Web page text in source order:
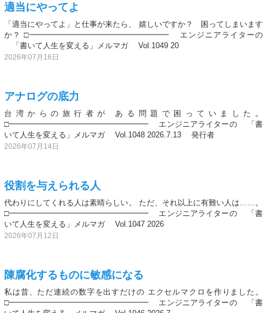
適当にやってよ
「適当にやってよ」と仕事が来たら、 嬉しいですか？ 困ってしまいます
か？ □━━━━━━━━━━━━━━━━━━ エンジニアライターの
「書いて人生を変える」メルマガ Vol.1049 20
2026年07月16日
アナログの底力
台湾からの旅行者が ある問題で困っていました。
□━━━━━━━━━━━━━━━━━━ エンジニアライターの 「書
いて人生を変える」メルマガ Vol.1048 2026.7.13 発行者
2026年07月14日
役割を与えられる人
代わりにしてくれる人は素晴らしい。 ただ、それ以上に有難い人は……。
□━━━━━━━━━━━━━━━━━━ エンジニアライターの 「書
いて人生を変える」メルマガ Vol.1047 2026
2026年07月12日
陳腐化するものに敏感になる
私は昔、ただ連続の数字を出すだけの エクセルマクロを作りました。
□━━━━━━━━━━━━━━━━━━ エンジニアライターの 「書